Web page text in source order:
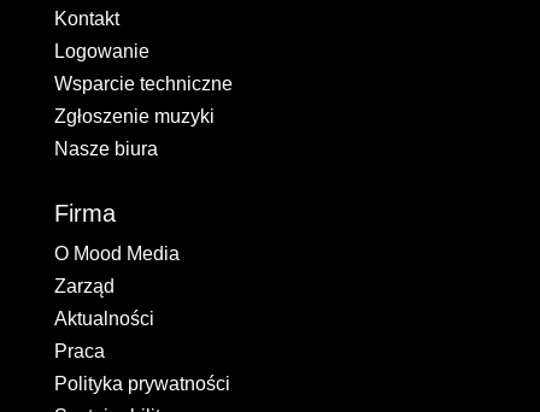
Kontakt
Logowanie
Wsparcie techniczne
Zgłoszenie muzyki
Nasze biura
Firma
O Mood Media
Zarząd
Aktualności
Praca
Polityka prywatności